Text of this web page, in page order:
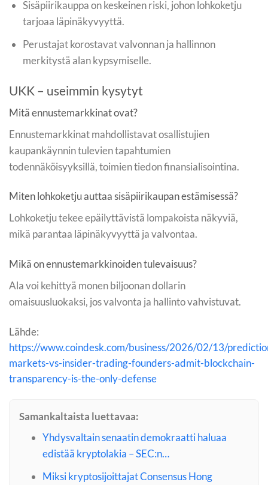
Sisäpiirikauppa on keskeinen riski, johon lohkoketju
tarjoaa läpinäkyvyyttä.
Perustajat korostavat valvonnan ja hallinnon
merkitystä alan kypsymiselle.
UKK – useimmin kysytyt
Mitä ennustemarkkinat ovat?
Ennustemarkkinat mahdollistavat osallistujien
kaupankäynnin tulevien tapahtumien
todennäköisyyksillä, toimien tiedon finansialisointina.
Miten lohkoketju auttaa sisäpiirikaupan estämisessä?
Lohkoketju tekee epäilyttävistä lompakoista näkyviä,
mikä parantaa läpinäkyvyyttä ja valvontaa.
Mikä on ennustemarkkinoiden tulevaisuus?
Ala voi kehittyä monen biljoonan dollarin
omaisuusluokaksi, jos valvonta ja hallinto vahvistuvat.
Lähde:
https://www.coindesk.com/business/2026/02/13/
markets-vs-insider-trading-founders-admit-blockchain-
transparency-is-the-only-defense
Samankaltaista luettavaa:
Yhdysvaltain senaatin demokraatti haluaa
edistää kryptolakia – SEC:n…
Miksi kryptosijoittajat Consensus Hong